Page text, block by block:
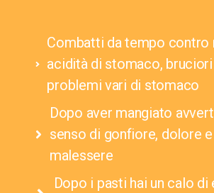
Combatti da tempo contro
acidità di stomaco,
problemi vari di stomaco
Dopo aver mangiato
senso di gonfiore, dolore e
malessere​
Dopo i pasti hai un calo di